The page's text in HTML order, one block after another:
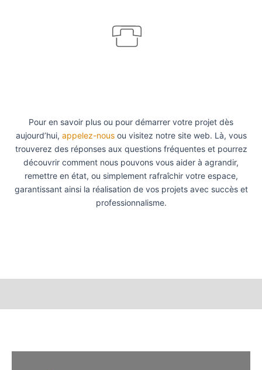
Pour en savoir plus ou pour démarrer votre projet dès
aujourd’hui, appelez-nousou visitez notre site web. Là, vous
trouverez des réponses aux questions fréquentes et pourrez
découvrir comment nous pouvons vous aider à agrandir,
remettre en état, ou simplement rafraîchir votre espace,
garantissant ainsi la réalisation de vos projets avec succès et
professionnalisme.